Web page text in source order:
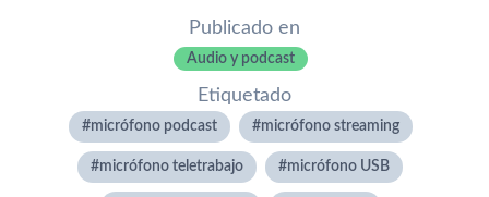
Publicado en
Audio y podcast
Etiquetado
micrófono podcast micrófono streaming
micrófono teletrabajo micrófono USB